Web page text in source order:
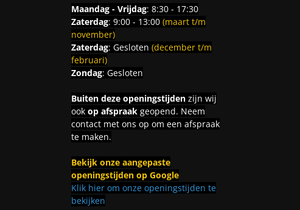
Maandag - Vrijdag: 8:30 - 17:30
Zaterdag: 9:00 - 13:00 (maart t/m
november)
Zaterdag: Gesloten (december t/m
februari)
Zondag: Gesloten
Buiten deze openingstijdenzijn wij
ook op afspraakgeopend. Neem
contact met ons op om een afspraak
te maken.
Bekijk onze aangepaste
openingstijden op Google
Klik hier om onze openingstijden te
bekijken